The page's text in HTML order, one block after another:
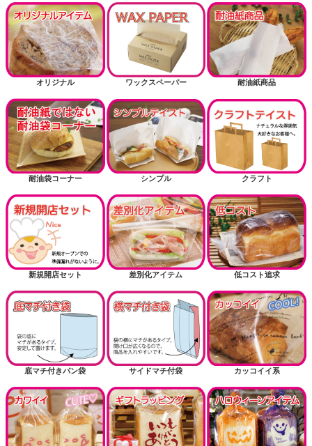
オリジナル ワックスペーパー 耐油紙商品
耐油袋コーナー シンプル クラフト
新規開店セット 差別化アイテム 低コスト追求
底マチ付きパン袋 サイドマチ付袋 カッコイイ系